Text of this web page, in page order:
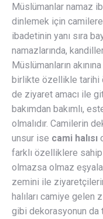
Müslümanlar namaz
dinlemek için
ibadetinin yanı sıra
namazlarında,
Müslümanların
birlikte özellikle tarihi
de ziyaret amacı ile
bakımdan bakımlı,
olmalıdır. Camilerin
unsur ise cami halısı
farklı özelliklere sahip
olmazsa olmaz
zemini ile
halıları camiye
gibi dekorasyonun da